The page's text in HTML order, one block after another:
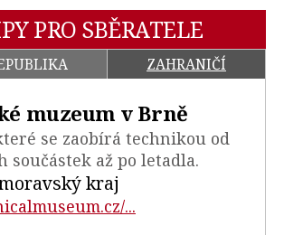
PRO SBĚRATELE
ZAHRANIČÍ
muzeum v Brně
se zaobírá technikou od
součástek až po letadla.
kraj
...